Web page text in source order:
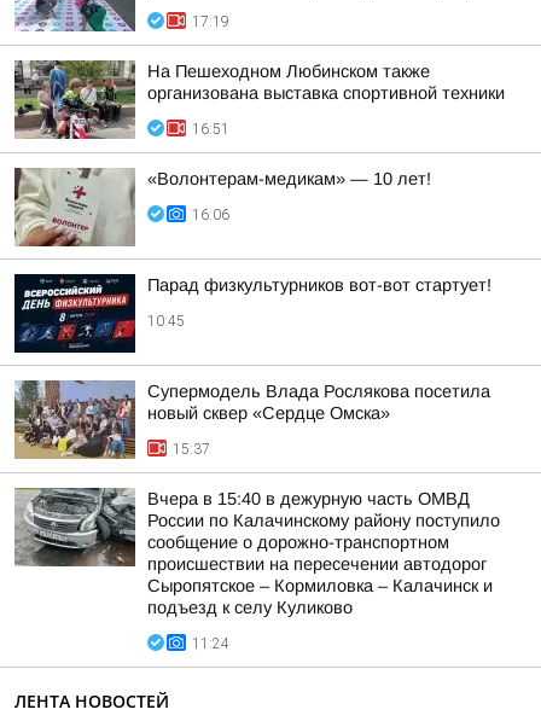
17:19
На Пешеходном Любинском также
организована выставка спортивной техники
16:51
«Волонтерам-медикам» — 10 лет!
16:06
Парад физкультурников вот-вот стартует!
10:45
Супермодель Влада Рослякова посетила
новый сквер «Сердце Омска»
15:37
Вчера в 15:40 в дежурную часть ОМВД
России по Калачинскому району поступило
сообщение о дорожно-транспортном
происшествии на пересечении автодорог
Сыропятское – Кормиловка – Калачинск и
подъезд к селу Куликово
11:24
ЛЕНТА НОВОСТЕЙ